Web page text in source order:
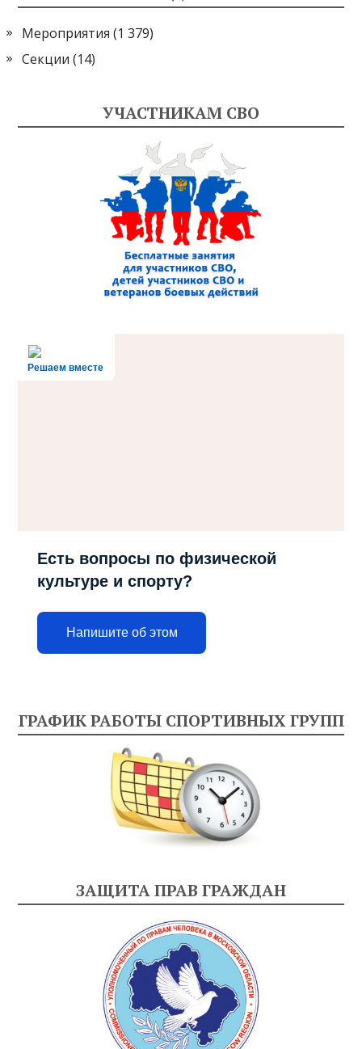
Мероприятия (1 379)
Секции (14)
УЧАСТНИКАМ СВО
Решаем вместе
Есть вопросы по физической
культуре и спорту?
Напишите об этом
ГРАФИК РАБОТЫ СПОРТИВНЫХ ГРУПП
ЗАЩИТА ПРАВ ГРАЖДАН